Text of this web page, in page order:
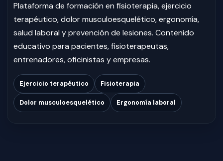
Plataforma de formación en fisioterapia, ejercicio
terapéutico, dolor musculoesquelético, ergonomía,
salud laboral y prevención de lesiones. Contenido
educativo para pacientes, fisioterapeutas,
entrenadores, oficinistas y empresas.
Ejercicio terapéutico Fisioterapia
Dolor musculoesquelético Ergonomía laboral